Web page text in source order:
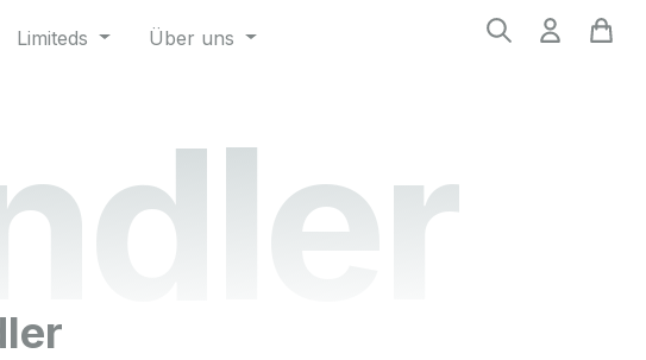
Limiteds Über uns